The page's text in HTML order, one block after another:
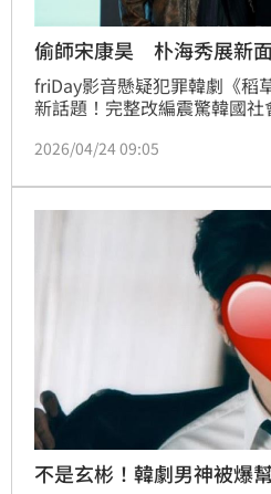
偷師宋康昊 朴海秀展新
friDay影音懸疑犯罪韓劇《稻
新話題！完整改編震驚韓國
的沉浸感」、「因為是真實事
曲線。朴海秀為戲偷師宋康
版「班·艾佛列克＆麥特·戴
2026/04/24 09:05
不是玄彬！韓劇男神被爆